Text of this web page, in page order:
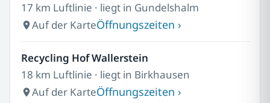
17 km Luftlinie · liegt in Gundelshalm
Auf der KarteÖffnungszeiten ›
Recycling Hof Wallerstein
18 km Luftlinie · liegt in Birkhausen
Auf der KarteÖffnungszeiten ›